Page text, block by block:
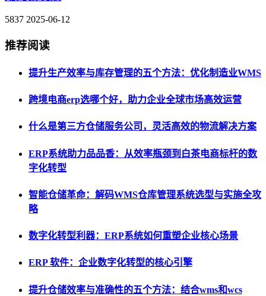
5837 2025-06-12
推荐阅读
提升生产效率与库存管理的五个方法：优化制造业WMS
跨境电商erp选哪个好，助力企业全球市场高效运营
什么是第三方仓储服务公司，灵活高效的物流解决方案
ERP系统助力品品香：从效率瓶颈到白茶电商标杆的数
字化转型
智能仓储革命：解码WMS仓库管理系统选型与实施全攻
略
数字化转型利器：ERP系统如何重塑企业核心场景
ERP 软件：企业数字化转型的核心引擎
提升仓储效率与准确性的五个方法：结合wms和wcs